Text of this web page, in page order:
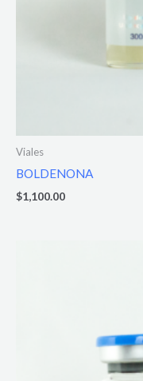
Viales
BOLDENONA
$1,100.00